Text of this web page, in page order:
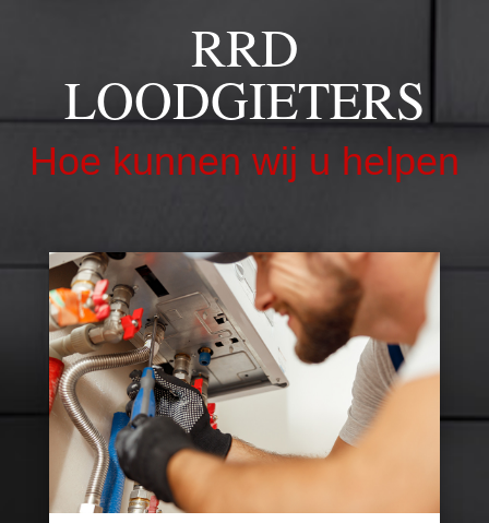
RRD
LOODGIETERS
Hoe kunnen wij u helpen